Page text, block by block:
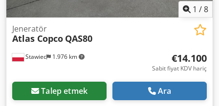
1 /8
Stawiec 1.976 km
Jeneratör
Atlas Copco QAS80
€14.100
Sabit fiyat KDV hariç
Talep etmek Ara